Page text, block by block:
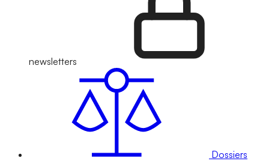
newsletters
Dossiers